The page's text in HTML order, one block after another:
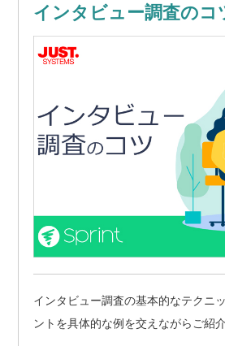
インタビュー調査のコ
インタビュー調査の基本的なテクニ
ントを具体的な例を交えながらご紹介